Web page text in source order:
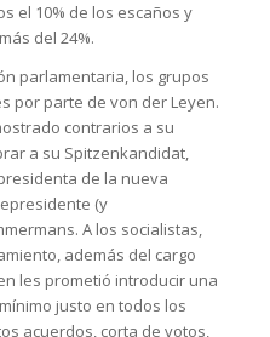
el 10% de los escaños y
del 24%.
parlamentaria, los grupos
por parte de von der Leyen.
contrarios a su
a su Spitzenkandidat,
de la nueva
(y
A los socialistas,
además del cargo
les prometió introducir una
justo en todos los
acuerdos, corta de votos,